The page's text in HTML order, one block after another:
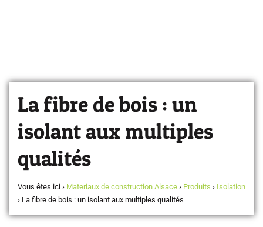
La fibre de bois : un
isolant aux multiples
qualités
Vous êtes ici › Materiaux de construction Alsace › Produits › Isolation
› La fibre de bois : un isolant aux multiples qualités